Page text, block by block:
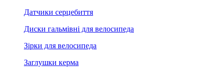
Датчики серцебиття
Диски гальмівні для велосипеда
Зірки для велосипеда
Заглушки керма